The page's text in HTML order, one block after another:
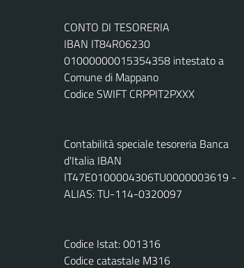
CONTO DI TESORERIA
IBAN IT84R06230
01000000015354358 intestato a
Comune di Mappano
Codice SWIFT CRPPIT2PXXX
Contabilità speciale tesoreria Banca
d'Italia IBAN
IT47E0100004306TU0000003619 -
ALIAS: TU-114-0320097
Codice Istat: 001316
Codice catastale M316